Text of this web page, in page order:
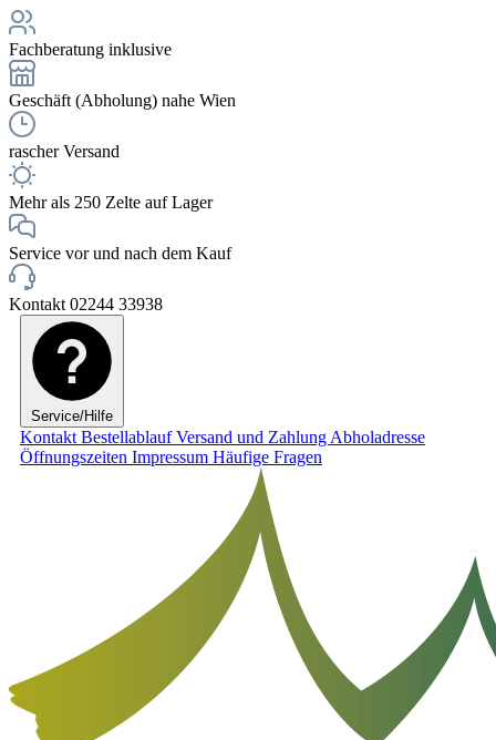
Fachberatung inklusive
Geschäft (Abholung) nahe Wien
rascher Versand
Mehr als 250 Zelte auf Lager
Service vor und nach dem Kauf
Kontakt 02244 33938
Service/Hilfe
Kontakt BestellablaufVersand und Zahlung Abholadresse
Öffnungszeiten Impressum Häufige Fragen